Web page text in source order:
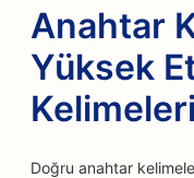
Anahtar
Yüksek
Doğru anahtar